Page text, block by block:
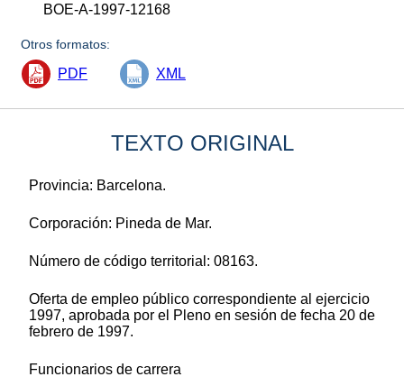
BOE-A-1997-12168
Otros formatos:
PDF XML
TEXTO ORIGINAL
Provincia: Barcelona.
Corporación: Pineda de Mar.
Número de código territorial: 08163.
Oferta de empleo público correspondiente al ejercicio
1997, aprobada por el Pleno en sesión de fecha 20 de
febrero de 1997.
Funcionarios de carrera